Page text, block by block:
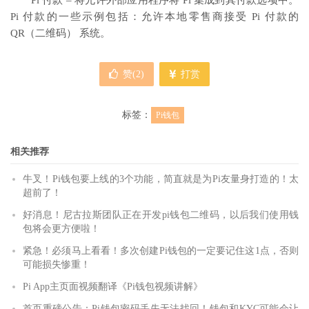
Pi 付款的一些示例包括：允许本地零售商接受 Pi 付款的
QR（二维码） 系统。
赞(2) 打赏
标签： Pi钱包
相关推荐
牛叉！Pi钱包要上线的3个功能，简直就是为Pi友量身打造的！太
超前了！
好消息！尼古拉斯团队正在开发pi钱包二维码，以后我们使用钱
包将会更方便啦！
紧急！必须马上看看！多次创建Pi钱包的一定要记住这1点，否则
可能损失惨重！
Pi App主页面视频翻译《Pi钱包视频讲解》